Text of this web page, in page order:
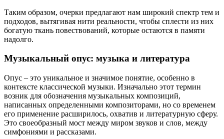
Таким образом, очерки предлагают нам широкий спектр тем и
подходов, вытягивая нити реальности, чтобы сплести из них
богатую ткань повествований, которые остаются в памяти
надолго.
Музыкальный опус: музыка и литература
Опус – это уникальное и значимое понятие, особенно в
контексте классической музыки. Изначально этот термин
возник для обозначения музыкальных композиций,
написанных определенными композиторами, но со временем
его применение расширилось, охватив и литературную сферу.
Это своеобразный мост между миром звуков и слов, между
симфониями и рассказами.